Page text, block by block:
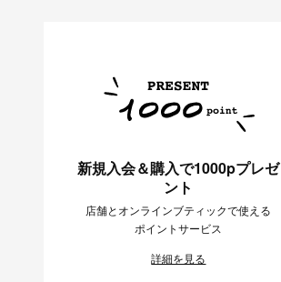
新規入会＆購入で1000pプレゼ
ント
店舗とオンラインブティックで使える
ポイントサービス
詳細を見る